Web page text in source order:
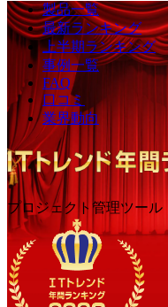
製品一覧
最新ランキング
上半期ランキング
事例一覧
FAQ
口コミ
業界動向
プロジェクト管理ツール